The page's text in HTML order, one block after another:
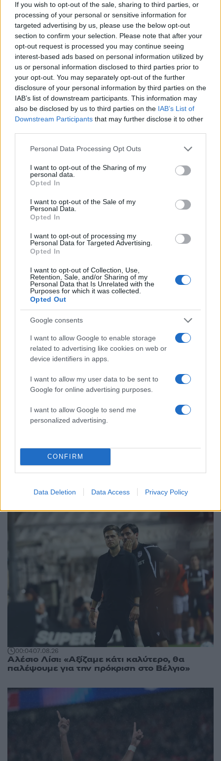
If you wish to opt-out of the sale, sharing to third parties, or
processing of your personal or sensitive information for
targeted advertising by us, please use the below opt-out
section to confirm your selection. Please note that after your
opt-out request is processed you may continue seeing
interest-based ads based on personal information utilized by
us or personal information disclosed to third parties prior to
your opt-out. You may separately opt-out of the further
disclosure of your personal information by third parties on the
IAB’s list of downstream participants. This information may
also be disclosed by us to third parties on the IAB’s List of
Downstream Participants that may further disclose it to other
Please note that this website/app uses one or more Google
not limited to your visit or usage behaviour. You may click to
grant or deny consent to Google and its third-party tags to
use your data for below specified purposes in below Google
consent section.
Personal Data Processing Opt Outs
I want to opt-out of the Sharing of my
personal data.
Opted In
I want to opt-out of the Sale of my
Personal Data.
Opted In
I want to opt-out of processing my
Personal Data for Targeted Advertising.
Opted In
I want to opt-out of Collection, Use,
Retention, Sale, and/or Sharing of my
Personal Data that Is Unrelated with the
Purposes for which it was collected.
Opted Out
Google consents
I want to allow Google to enable storage
related to advertising like cookies on web or
device identifiers in apps.
I want to allow my user data to be sent to
Google for online advertising purposes.
I want to allow Google to send me
personalized advertising.
CONFIRM
Data Deletion Data Access Privacy Policy
Χαλκιά: Με την «Φάμπρικα», λαούτο και
κλαρίνα αποχαιρέτησαν την εμβληματική
φωνή της μεταπολίτευσης
2Ο Κώστας Σαμαράς δημοσίευσε μία παιδική
φωτογραφία για την επέτειο θανάτου της
αδελφής του, Λένας
3Δολοφονία Βρετανίδας στην Κυψέλη: Οι
δύο καταθέσεις «κλειδί» της συζύγου του
26χρονου Αφγανού – Το στίγμα του
κινητού, η θεία από την Ινδία και τα
απειλητικά μηνύματα
4Canadair 515: Οι πρώτες εικόνες από την
κατασκευή του αεροσκάφους που θα
φωτιάς
«Αφιέρωσε τη ζωή της στο να βοηθά
ανθρώπους που είχαν ανάγκη» - Η πρώτη
δήλωση της οικογένειας της 38χρονης
Λίζα που βρέθηκε νεκρή στην Κυψέλη
Πιο σχολιασμένα
Μητσοτάκης στην υπογραφή συμφωνίας
για την ηλεκτρική διασύνδεση Ελλάδας –
είσοδος της Meridiam στην GSI
Έφυγαν οι συνεργάτες, μένει η Μαρία
Καρυστιανού - Η επόμενη μέρα για την
«Ελπίδα για τη Δημοκρατία»
Αυγερινός, Μουτσάτσου και ακόμη 20
αποχωρήσαμε για καρέκλες», αιχμές για
«συγκεντρωτικό μοντέλο»
Το πολωμένο μελτέμι που τροφοδότησε
ισχυρότερα επεισόδια των τελευταίων 50
χρόνων»
Κρανίου τόπος το Πόρτο Γερμενό μετά το
καταστροφικό πέρασμα της φωτιάς –
Ξεκίνησε η αυτοψία στα καμένα σπίτια
Αθλητικά:
Περισσότερα άρθρα
00:0407.08.26
Αλέσιο Λίσι: «Αξίζαμε κάτι καλύτερο, θα
παλέψουμε για την πρόκριση στο Βέλγιο»